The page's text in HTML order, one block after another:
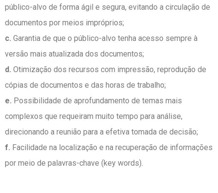
público-alvo de forma ágil e segura, evitando a circulação de
documentos por meios impróprios;
c. Garantia de que o público-alvo tenha acesso sempre à
versão mais atualizada dos documentos;
d. Otimização dos recursos com impressão, reprodução de
cópias de documentos e das horas de trabalho;
e. Possibilidade de aprofundamento de temas mais
complexos que requeiram muito tempo para análise,
direcionando a reunião para a efetiva tomada de decisão;
f. Facilidade na localização e na recuperação de informações
por meio de palavras-chave (key words).